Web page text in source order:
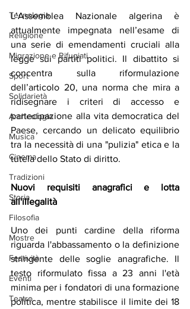
Tecnologia
Religione
Migrazione e Rifugiati
Sport
Solidarietà
Archeologia
Musica
Cinema
Tradizioni
Storia
Filosofia
Mostre
Festività
Eventi
Teatro
L’Assemblea Nazionale algerina è
attualmente impegnata nell’esame di
una serie di emendamenti cruciali alla
legge sui partiti politici. Il dibattito si
concentra sulla riformulazione
dell’articolo 20, una norma che mira a
ridisegnare i criteri di accesso e
partecipazione alla vita democratica del
Paese, cercando un delicato equilibrio
tra la necessità di una "pulizia" etica e la
tutela dello Stato di diritto.
Nuovi requisiti anagrafici e lotta
all'illegalità
Uno dei punti cardine della riforma
riguarda l'abbassamento o la definizione
stringente delle soglie anagrafiche. Il
testo riformulato fissa a 23 anni l'età
minima per i fondatori di una formazione
politica, mentre stabilisce il limite dei 18